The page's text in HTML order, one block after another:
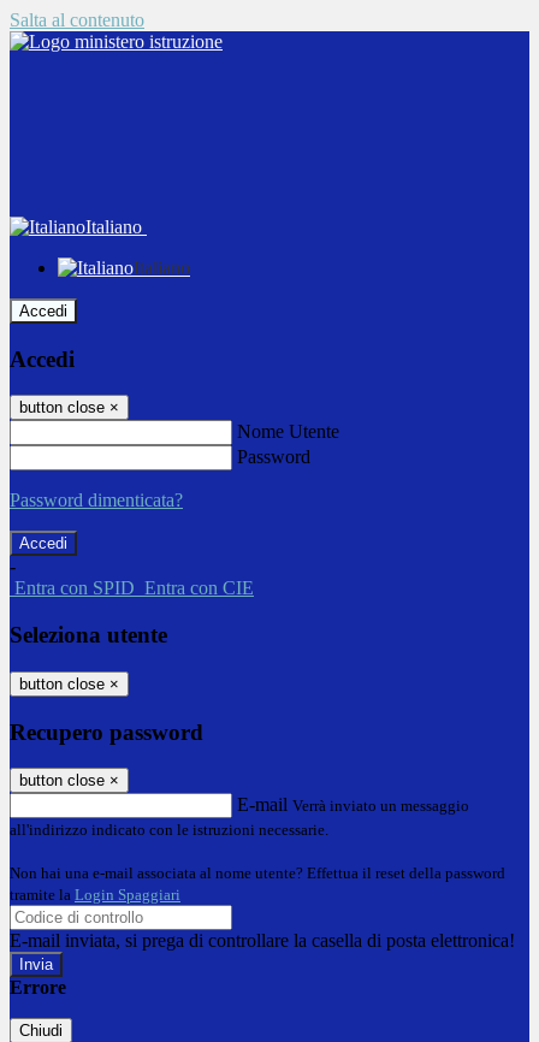
Salta al contenuto
Italiano
Italiano
Accedi
Accedi
button close ×
Nome Utente
Password
Password dimenticata?
-
Entra con SPID Entra con CIE
Seleziona utente
button close ×
Recupero password
button close ×
E-mail Verrà inviato un messaggio
all'indirizzo indicato con le istruzioni necessarie.
Non hai una e-mail associata al nome utente? Effettua il reset della password
tramite la Login Spaggiari
E-mail inviata, si prega di controllare la casella di posta elettronica!
Errore
Chiudi